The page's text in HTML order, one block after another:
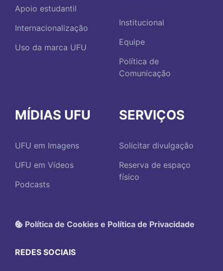
Apoio estudantil
Internacionalização
Uso da marca UFU
Institucional
Equipe
Política de
Comunicação
MÍDIAS UFU
UFU em Imagens
UFU em Vídeos
Podcasts
SERVIÇOS
Solicitar divulgação
Reserva de espaço
físico
Política de Cookies e Política de Privacidade
REDES SOCIAIS